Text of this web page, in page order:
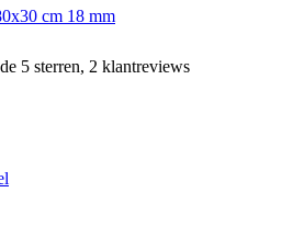
cm 18 mm
5 sterren, 2 klantreviews